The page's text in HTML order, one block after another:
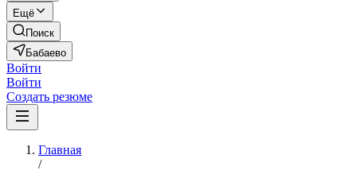
Ещё
Поиск
Бабаево
Войти
Войти
Создать резюме
Главная
/